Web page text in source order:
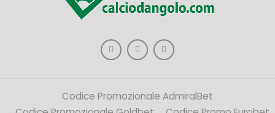
Codice Promozionale AdmiralBet